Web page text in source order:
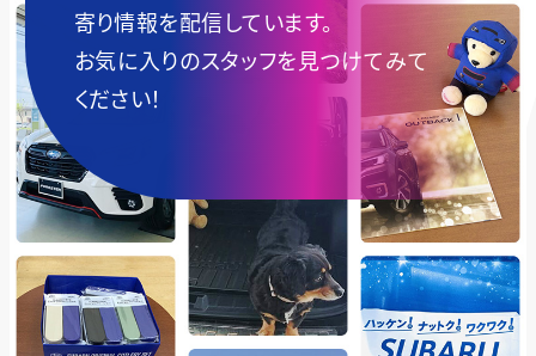
寄り情報を配信しています。
お気に入りのスタッフを見つけてみて
ください！